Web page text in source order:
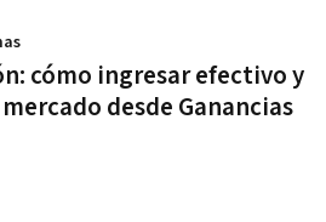
cómo ingresar efectivo y
desde Ganancias